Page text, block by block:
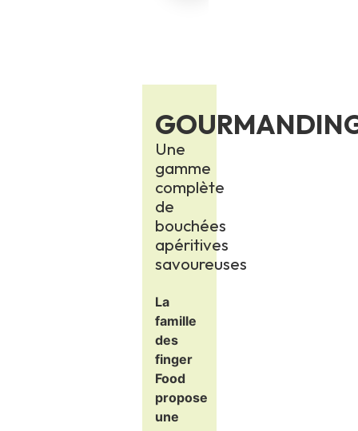
o
d
Une
gamme
complète
de
bouchées
apéritives
savoureuses
La
famille
des
finger
Food
propose
une